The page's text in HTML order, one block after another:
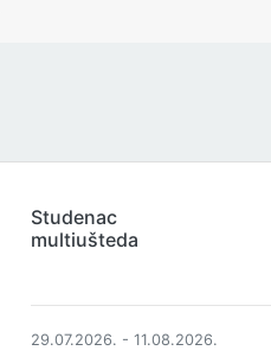
Studenac
multiušteda
29.07.2026. - 11.08.2026.